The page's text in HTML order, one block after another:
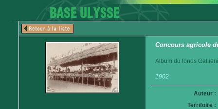
Concours agricole
Album du fonds
1902
Auteur :
Territoire :